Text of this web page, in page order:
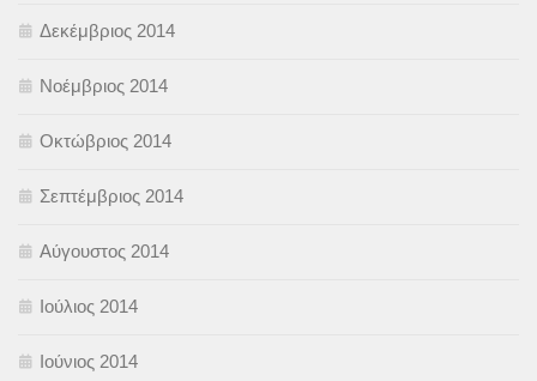
Δεκέμβριος 2014
Νοέμβριος 2014
Οκτώβριος 2014
Σεπτέμβριος 2014
Αύγουστος 2014
Ιούλιος 2014
Ιούνιος 2014